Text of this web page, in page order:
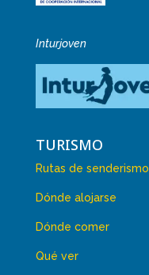
Inturjoven
TURISMO
Rutas de senderismo
Dónde alojarse
Dónde comer
Qué ver